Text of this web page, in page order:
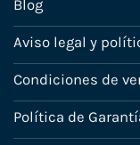
Blog
Aviso legal y
Condiciones de
Política de